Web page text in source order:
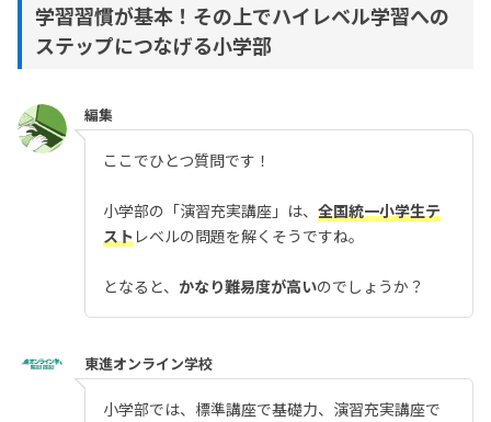
学習習慣が基本！その上でハイレベル学習への
ステップにつなげる小学部
編集
ここでひとつ質問です！
小学部の「演習充実講座」は、 全国統一小学生テ
ストレベルの問題を解くそうですね。
となると、 かなり難易度が高いのでしょうか？
東進オンライン学校
小学部では、標準講座で基礎力、演習充実講座で